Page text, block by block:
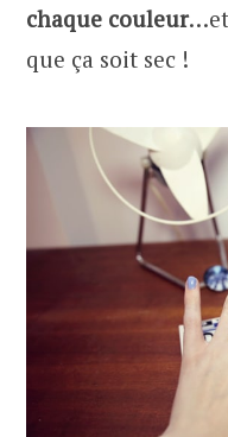
chaque couleur…et
que ça soit sec !